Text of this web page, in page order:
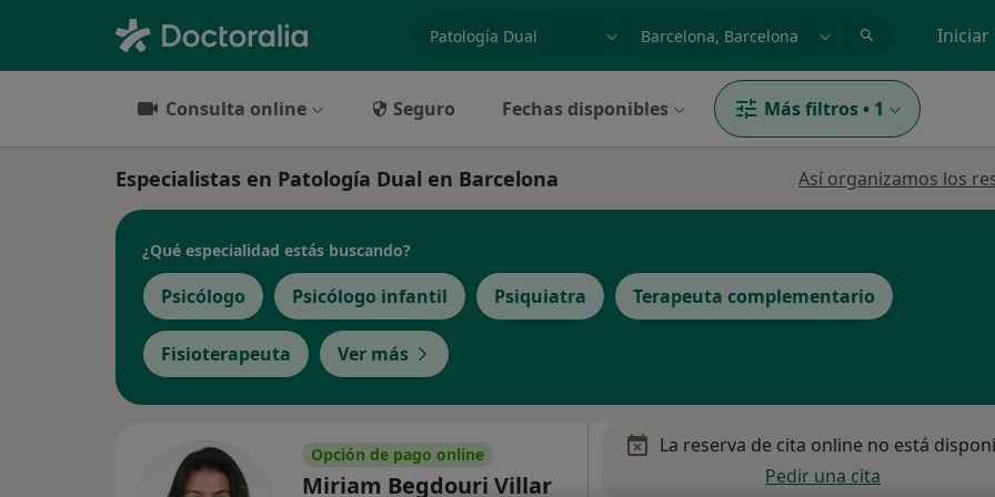
especialidad, enfermedad o nombre Iniciar
Consulta online Seguro Fechas disponibles Más filtros • 1
Especialistas en Patología Dual en Barcelona Así organizamos los
¿Qué especialidad estás buscando?
Psicólogo Psicólogo infantil Psiquiatra Terapeuta complementario
Fisioterapeuta Ver más
Opción de pago online
Miriam Begdouri Villar
La reserva de cita online no está
Pedir una cita